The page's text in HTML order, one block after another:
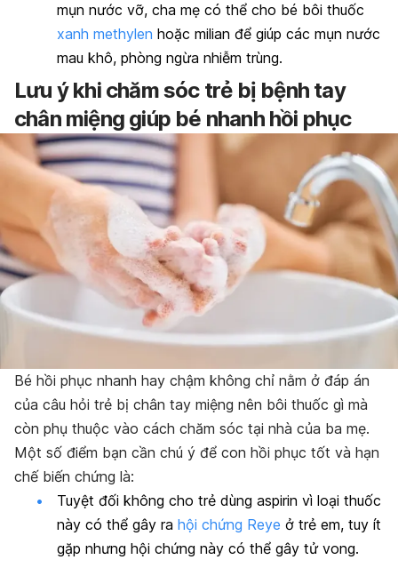
mụn nước vỡ, cha mẹ có thể cho bé bôi thuốc
xanh methylen hoặc milian để giúp các mụn nước
mau khô, phòng ngừa nhiễm trùng.
Lưu ý khi chăm sóc trẻ bị bệnh tay
chân miệng giúp bé nhanh hồi phục
Bé hồi phục nhanh hay chậm không chỉ nằm ở đáp án
của câu hỏi trẻ bị chân tay miệng nên bôi thuốc gì mà
còn phụ thuộc vào cách chăm sóc tại nhà của ba mẹ.
Một số điểm bạn cần chú ý để con hồi phục tốt và hạn
chế biến chứng là:
Tuyệt đối không cho trẻ dùng aspirin vì loại thuốc
này có thể gây ra hội chứng Reye ở trẻ em, tuy ít
gặp nhưng hội chứng này có thể gây tử vong.